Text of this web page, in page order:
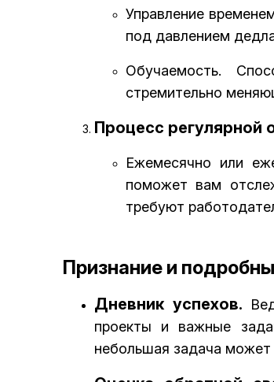
Управление
под давлением
Обучаемость.
стремительно
Процесс регулярной
Ежемесячно или
поможет вам
требуют
Признание и
Дневник успехов.
проекты и важные
небольшая задача может